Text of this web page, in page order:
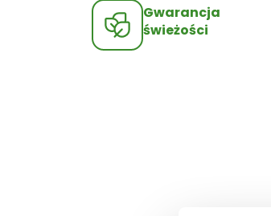
Gwarancja
świeżości